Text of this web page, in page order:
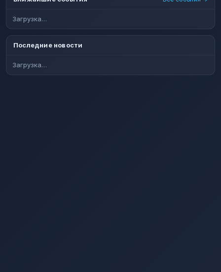
Загрузка…
Последние новости
Загрузка…